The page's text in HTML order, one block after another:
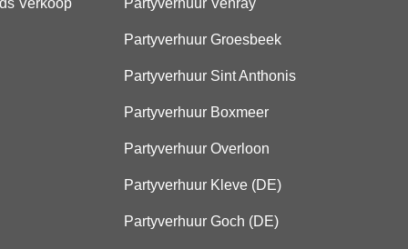
Verkoop Partyverhuur Venray
Partyverhuur Groesbeek
Partyverhuur Sint Anthonis
Partyverhuur Boxmeer
Partyverhuur Overloon
Partyverhuur Kleve (DE)
Partyverhuur Goch (DE)